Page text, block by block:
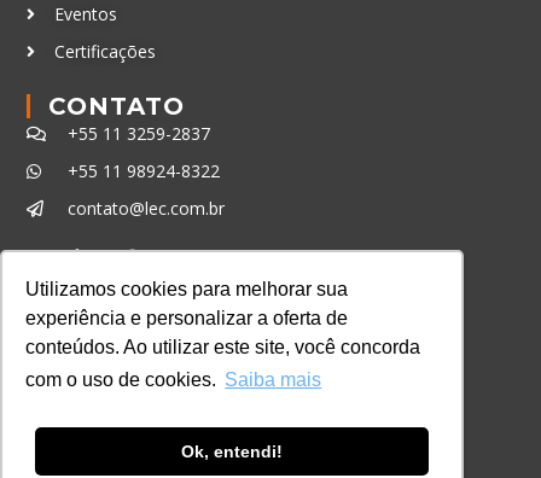
Utilizamos cookies para melhorar sua
experiência e personalizar a oferta de
conteúdos. Ao utilizar este site, você concorda
com o uso de cookies. Saiba mais
Ok, entendi!
Eventos
Certificações
CONTATO
+55 11 3259-2837
+55 11 98924-8322
contato@lec.com.br
Ferramenta Antifraude
Consulte aqui o cadastro da Instituição no
Sistema e-MEC